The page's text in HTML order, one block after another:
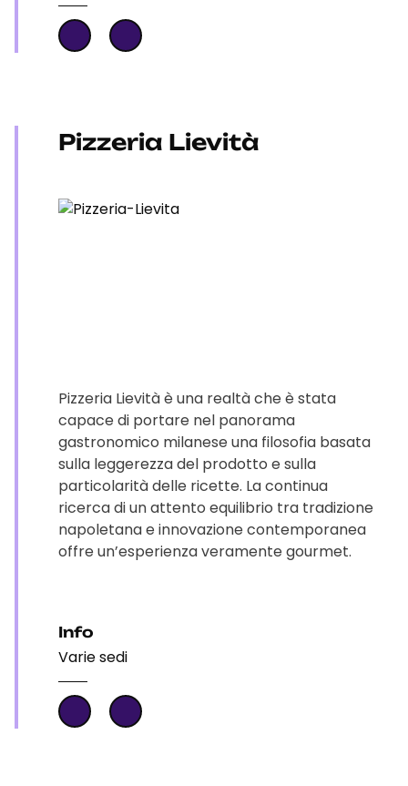
Pizzeria Lievità
Pizzeria Lievità è una realtà che è stata
capace di portare nel panorama
gastronomico milanese una filosofia basata
sulla leggerezza del prodotto e sulla
particolarità delle ricette. La continua
ricerca di un attento equilibrio tra tradizione
napoletana e innovazione contemporanea
offre un’esperienza veramente gourmet.
Info
Varie sedi